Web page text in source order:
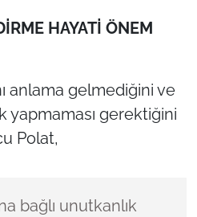
HAYATİ ÖNEM
anlama gelmediğini ve
yapmaması gerektiğini
Polat,
bağlı unutkanlık